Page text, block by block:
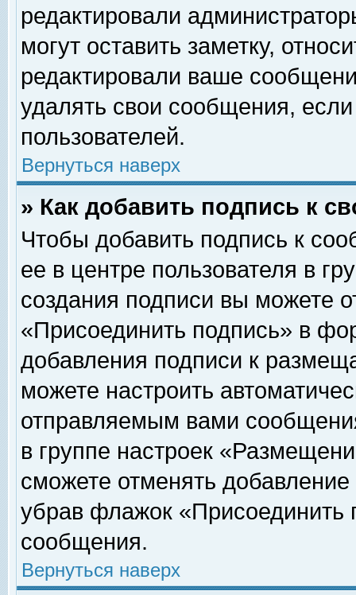
редактировали
могут оставить заметку,
редактировали ваше
удалять свои сообщения,
пользователей.
Вернуться наверх
» Как добавить подпись к
Чтобы добавить подпись к
ее в центре пользователя в
создания подписи вы можете
«Присоединить подпись» в
добавления подписи к
можете настроить
отправляемым вами
в группе настроек
сможете отменять
убрав флажок «Присоединить
сообщения.
Вернуться наверх